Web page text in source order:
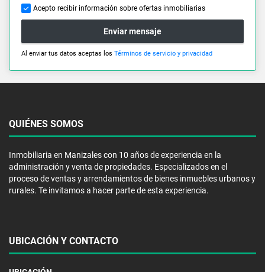
Acepto recibir información sobre ofertas inmobiliarias
Enviar mensaje
Al enviar tus datos aceptas los Términos de servicio y privacidad
QUIÉNES SOMOS
Inmobiliaria en Manizales con 10 años de experiencia en la
administración y venta de propiedades. Especializados en el
proceso de ventas y arrendamientos de bienes inmuebles urbanos y
rurales. Te invitamos a hacer parte de esta experiencia.
UBICACIÓN Y CONTACTO